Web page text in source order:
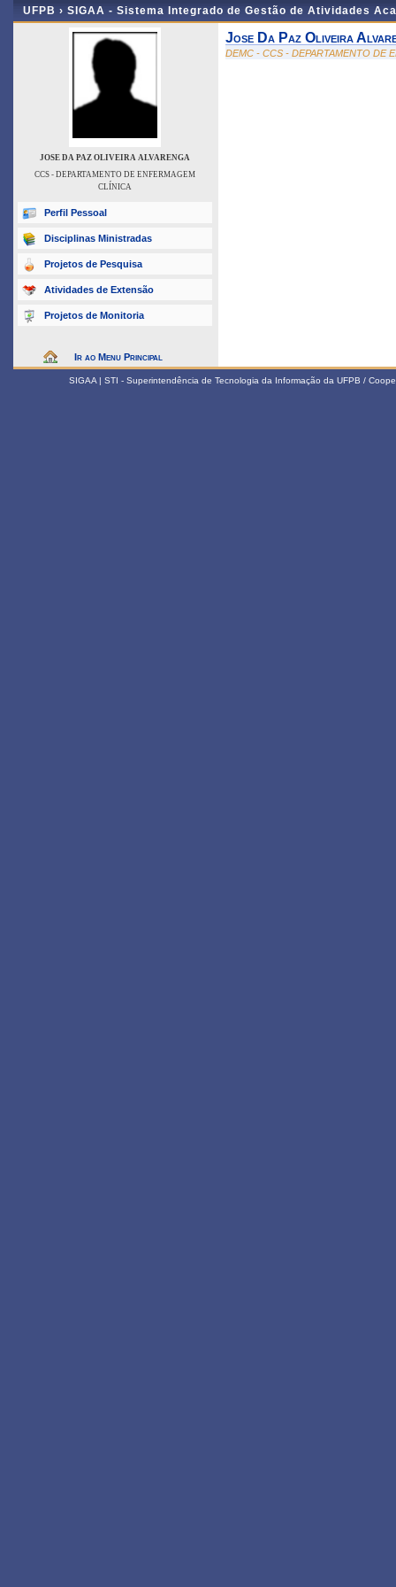
UFPB › SIGAA - Sistema Integrado de Gestão de Atividades
JOSE DA PAZ OLIVEIRA ALVARENGA
CCS - DEPARTAMENTO DE ENFERMAGEM
CLÍNICA
Perfil Pessoal
Disciplinas Ministradas
Projetos de Pesquisa
Atividades de Extensão
Projetos de Monitoria
Ir ao Menu Principal
Jose Da Paz Oliveira
DEMC - CCS - DEPARTAMENTO DE
SIGAA | STI - Superintendência de Tecnologia da Informação da UFPB /